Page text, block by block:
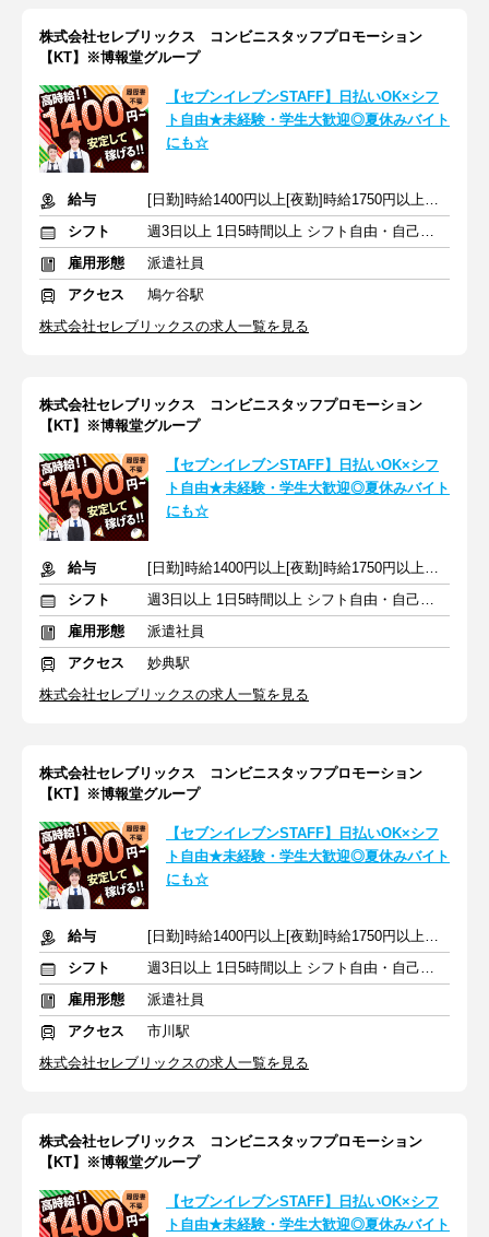
株式会社セレブリックス コンビニスタッフプロモーション
【KT】※博報堂グループ
【セブンイレブンSTAFF】日払いOK×シフ
ト自由★未経験・学生大歓迎◎夏休みバイト
にも☆
給与
[日勤]時給1400円以上[夜勤]時給1750円以上＋交通費
シフト
週3日以上 1日5時間以上 シフト自由・自己申告
雇用形態
派遣社員
アクセス
鳩ケ谷駅
株式会社セレブリックスの求人一覧を見る
株式会社セレブリックス コンビニスタッフプロモーション
【KT】※博報堂グループ
【セブンイレブンSTAFF】日払いOK×シフ
ト自由★未経験・学生大歓迎◎夏休みバイト
にも☆
給与
[日勤]時給1400円以上[夜勤]時給1750円以上＋交通費
シフト
週3日以上 1日5時間以上 シフト自由・自己申告
雇用形態
派遣社員
アクセス
妙典駅
株式会社セレブリックスの求人一覧を見る
株式会社セレブリックス コンビニスタッフプロモーション
【KT】※博報堂グループ
【セブンイレブンSTAFF】日払いOK×シフ
ト自由★未経験・学生大歓迎◎夏休みバイト
にも☆
給与
[日勤]時給1400円以上[夜勤]時給1750円以上＋交通費
シフト
週3日以上 1日5時間以上 シフト自由・自己申告
雇用形態
派遣社員
アクセス
市川駅
株式会社セレブリックスの求人一覧を見る
株式会社セレブリックス コンビニスタッフプロモーション
【KT】※博報堂グループ
【セブンイレブンSTAFF】日払いOK×シフ
ト自由★未経験・学生大歓迎◎夏休みバイト